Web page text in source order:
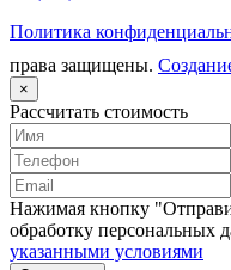
Политика
права защищены.
×
Рассчитать стоимость
Нажимая кнопку
обработку персональных
указанными условиями